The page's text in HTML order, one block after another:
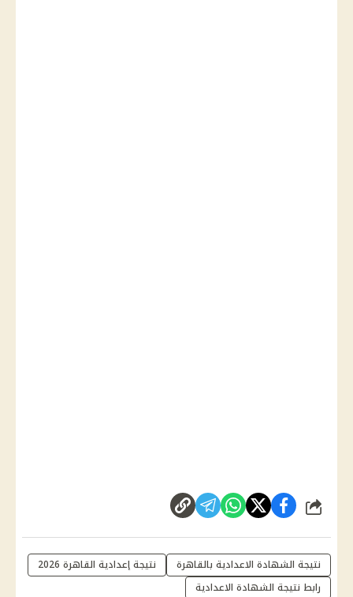
شارك
نتيجة الشهادة الاعدادية بالقاهرة
نتيجة إعدادية القاهرة 2026
رابط نتيجة الشهادة الاعدادية